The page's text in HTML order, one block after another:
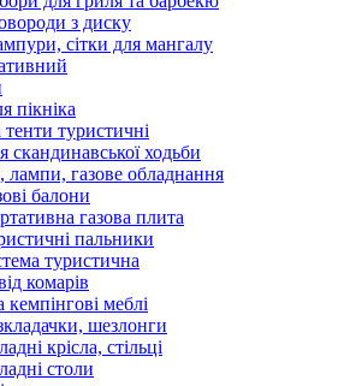
з диску
сітки для мангалу
пікніка
туристичні
скандинавської ходьби
газове обладнання
балони
газова плита
пальники
туристична
комарів
кемпінгові меблі
шезлонги
крісла, стільці
столи